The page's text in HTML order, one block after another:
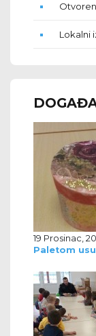
Lokalni
19 Prosinac,
Paletom